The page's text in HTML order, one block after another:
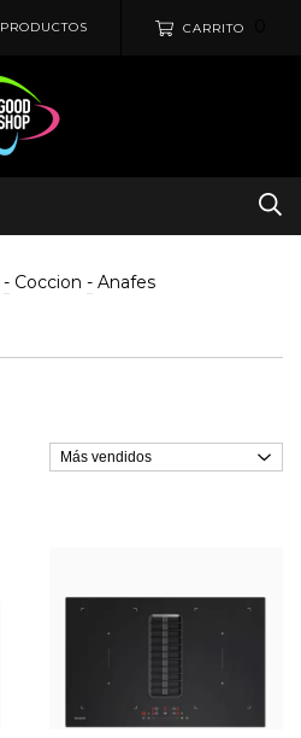
PRODUCTOS CARRITO
- Coccion - Anafes